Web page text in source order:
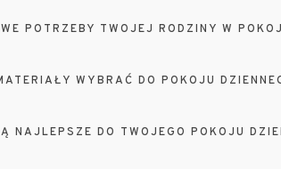
POTRZEBY TWOJEJ RODZINY W
WYBRAĆ DO POKOJU
NAJLEPSZE DO TWOJEGO POKOJU